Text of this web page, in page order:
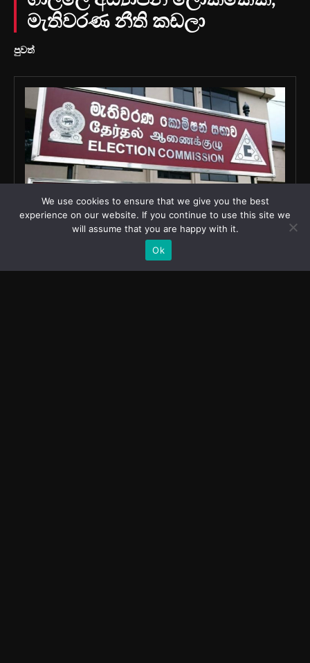
We use cookies to ensure that we give you the best
experience on our website. If you continue to use this site we
will assume that you are happy with it.
Ok